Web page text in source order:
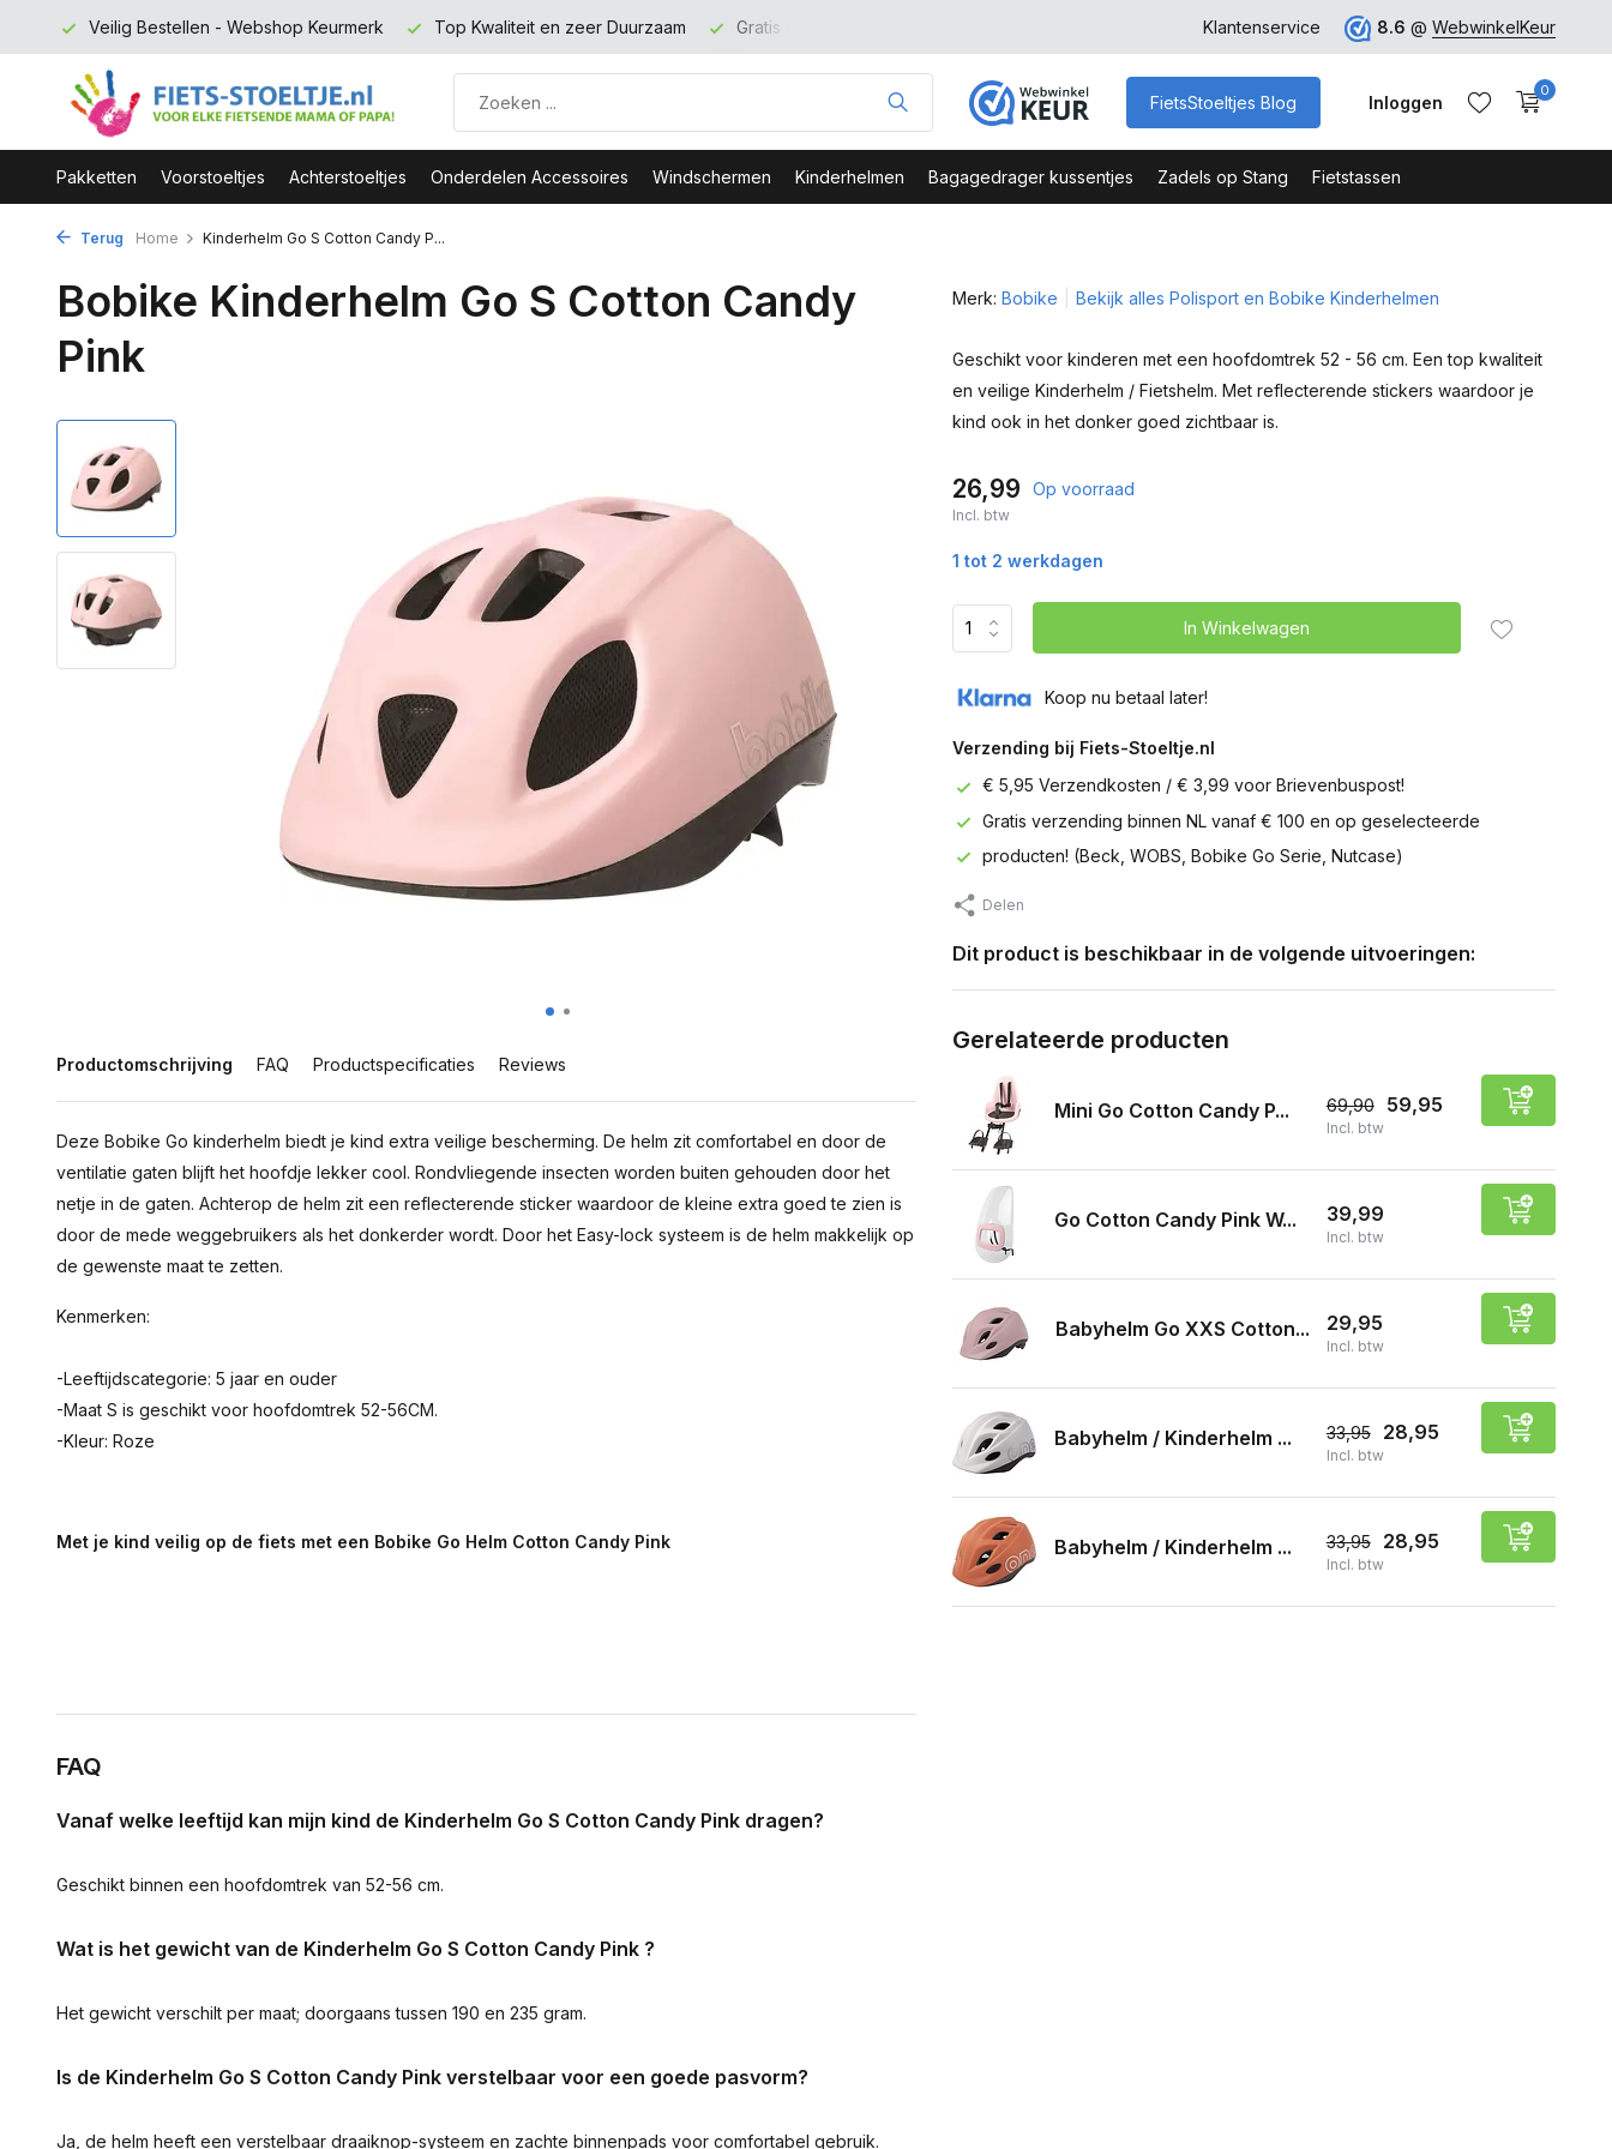
Veilig Bestellen - Webshop Keurmerk Top Kwaliteit en zeer Duurzaam Gratis verzending binnen NL vanaf 100 euro Veilig Bestellen - Webshop Keurmerk
Klantenservice 8.6 @ WebwinkelKeur
FietsStoeltjes Blog Inloggen
0
Pakketten Voorstoeltjes Achterstoeltjes Onderdelen Accessoires Windschermen Kinderhelmen Bagagedrager kussentjes Zadels op Stang Fietstassen
Terug Home Kinderhelm Go S Cotton Candy P...
Bobike Kinderhelm Go S Cotton Candy
Pink
Productomschrijving FAQ Productspecificaties Reviews
Deze Bobike Go kinderhelm biedt je kind extra veilige bescherming. De helm zit comfortabel en door de
ventilatie gaten blijft het hoofdje lekker cool. Rondvliegende insecten worden buiten gehouden door het
netje in de gaten. Achterop de helm zit een reflecterende sticker waardoor de kleine extra goed te zien is
door de mede weggebruikers als het donkerder wordt. Door het Easy-lock systeem is de helm makkelijk op
de gewenste maat te zetten.
Kenmerken:
-Leeftijdscategorie: 5 jaar en ouder
-Maat S is geschikt voor hoofdomtrek 52-56CM.
-Kleur: Roze
Met je kind veilig op de fiets met een Bobike Go Helm Cotton Candy Pink
FAQ
Vanaf welke leeftijd kan mijn kind de Kinderhelm Go S Cotton Candy Pink dragen?
Geschikt binnen een hoofdomtrek van 52-56 cm.
Wat is het gewicht van de Kinderhelm Go S Cotton Candy Pink ?
Het gewicht verschilt per maat; doorgaans tussen 190 en 235 gram.
Is de Kinderhelm Go S Cotton Candy Pink verstelbaar voor een goede pasvorm?
Ja, de helm heeft een verstelbaar draaiknop-systeem en zachte binnenpads voor comfortabel gebruik.
Merk: Bobike Bekijk alles Polisport en Bobike Kinderhelmen
Geschikt voor kinderen met een hoofdomtrek 52 - 56 cm. Een top kwaliteit
en veilige Kinderhelm / Fietshelm. Met reflecterende stickers waardoor je
kind ook in het donker goed zichtbaar is.
26,99 Op voorraad
Incl. btw
1 tot 2 werkdagen
In Winkelwagen
Koop nu betaal later!
Verzending bij Fiets-Stoeltje.nl
€ 5,95 Verzendkosten / € 3,99 voor Brievenbuspost!
Gratis verzending binnen NL vanaf € 100 en op geselecteerde
producten! (Beck, WOBS, Bobike Go Serie, Nutcase)
Delen
Dit product is beschikbaar in de volgende uitvoeringen:
Gerelateerde producten
Mini Go Cotton Candy P... 69,90 59,95
Incl. btw
Go Cotton Candy Pink W... 39,99
Incl. btw
Babyhelm Go XXS Cotton... 29,95
Incl. btw
Babyhelm / Kinderhelm ... 33,95 28,95
Incl. btw
Babyhelm / Kinderhelm ... 33,95 28,95
Incl. btw